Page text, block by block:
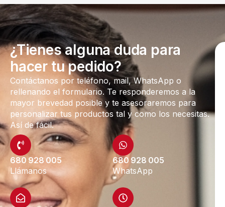
¿Tienes alguna duda para
hacer tu pedido?
Contáctanos por teléfono, mail, WhatsApp o
rellenando el formulario. Te responderemos a la
mayor brevedad posible y te asesoraremos para
personalizar tus productos tal y como los necesitas.
Así de fácil.
680 928 005
Llámanos
680 928 005
WhatsApp